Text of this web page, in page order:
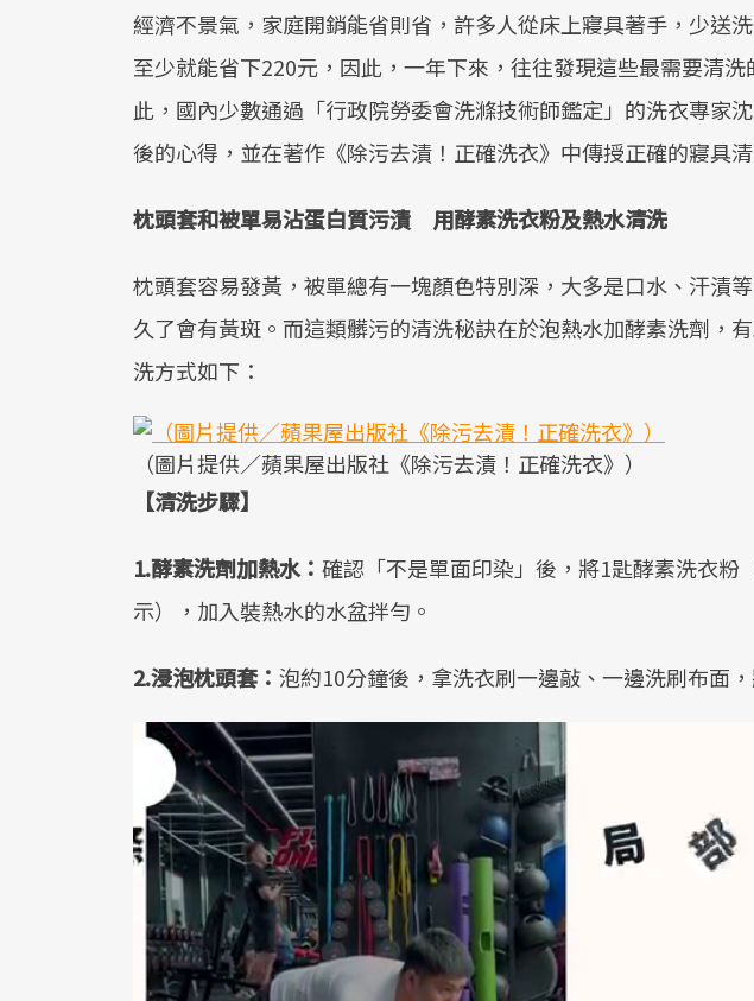
經濟不景氣，家庭開銷能省則省，許多人從床上寢具著手，少送
至少就能省下220元，因此，一年下來，往往發現這些最需要清
此，國內少數通過「行政院勞委會洗滌技術師鑑定」的洗衣專家
後的心得，並在著作《除污去漬！正確洗衣》中傳授正確的寢具清
枕頭套和被單易沾蛋白質污漬 用酵素洗衣粉及熱水清洗
枕頭套容易發黃，被單總有一塊顏色特別深，大多是口水、汗漬
久了會有黃斑。而這類髒污的清洗秘訣在於泡熱水加酵素洗劑，
洗方式如下：
（圖片提供／蘋果屋出版社《除污去漬！正確洗衣》）
【清洗步驟】
1.酵素洗劑加熱水： 確認「不是單面印染」後，將1匙酵素洗衣粉
示），加入裝熱水的水盆拌勻。
2.浸泡枕頭套： 泡約10分鐘後，拿洗衣刷一邊敲、一邊洗刷布面